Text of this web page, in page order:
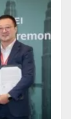
改善点を見
View 新テ
ション！ AI
析し労務改
メイキング
分を分析し
れる自信が
ブトムシを
たり…」
バナンス機
ントプラッ
AIP」を提